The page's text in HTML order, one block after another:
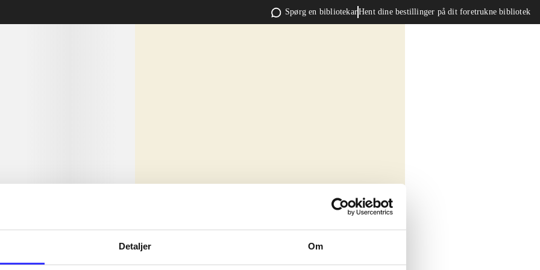
Detaljer Om
Spørg en bibliotekarHent dine bestillinger på dit foretrukne bibliotek
sit amet ...
sit amet ...